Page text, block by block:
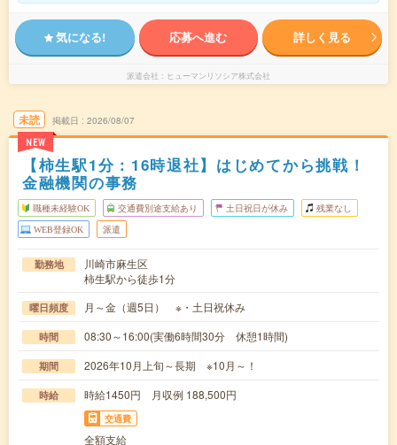
気になる! 応募へ進む 詳しく見る
派遣会社 ヒューマンリソシア株式会社
未読
NEW
掲載日 2026/08/07
【柿生駅1分：16時退社】はじめてから挑戦！
金融機関の事務
職種未経験OK 交通費別途支給あり 土日祝日が休み 残業なし
WEB登録OK 派遣
勤務地
川崎市麻生区
柿生駅から徒歩1分
曜日頻度 月～金（週5日） ※・土日祝休み
時間 08:30～16:00(実働6時間30分 休憩1時間)
期間 2026年10月上旬～長期 ※10月～！
時給 時給1450円 月収例 188,500円
交通費
全額支給